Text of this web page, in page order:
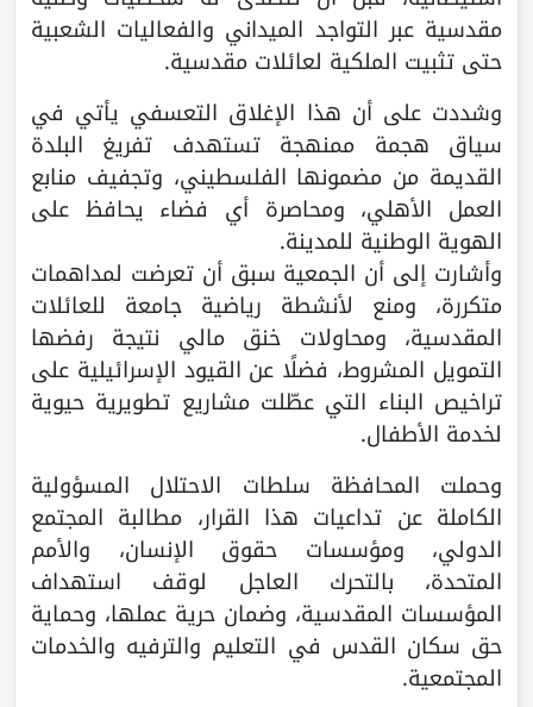
مقدسية عبر التواجد الميداني والفعاليات الشعبية
حتى تثبيت الملكية لعائلات مقدسية.
وشددت على أن هذا الإغلاق التعسفي يأتي في
سياق هجمة ممنهجة تستهدف تفريغ البلدة
القديمة من مضمونها الفلسطيني، وتجفيف منابع
العمل الأهلي، ومحاصرة أي فضاء يحافظ على
الهوية الوطنية للمدينة.
وأشارت إلى أن الجمعية سبق أن تعرضت لمداهمات
متكررة، ومنع لأنشطة رياضية جامعة للعائلات
المقدسية، ومحاولات خنق مالي نتيجة رفضها
التمويل المشروط، فضلًا عن القيود الإسرائيلية على
تراخيص البناء التي عطّلت مشاريع تطويرية حيوية
لخدمة الأطفال.
وحملت المحافظة سلطات الاحتلال المسؤولية
الكاملة عن تداعيات هذا القرار، مطالبة المجتمع
الدولي، ومؤسسات حقوق الإنسان، والأمم
المتحدة، بالتحرك العاجل لوقف استهداف
المؤسسات المقدسية، وضمان حرية عملها، وحماية
حق سكان القدس في التعليم والترفيه والخدمات
المجتمعية.